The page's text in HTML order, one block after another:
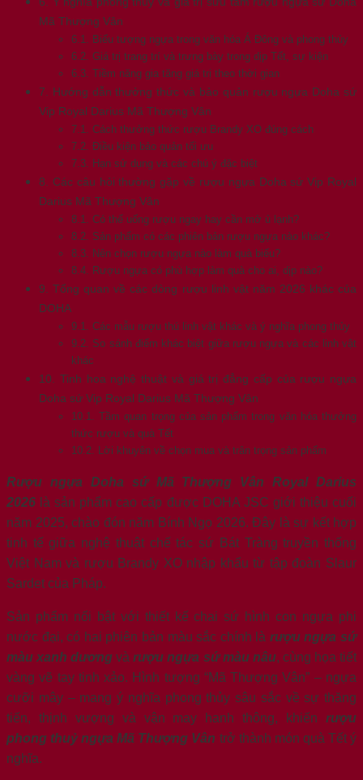
Mã Thượng Vân
6.1. Biểu tượng ngựa trong văn hóa Á Đông và phong thủy
6.2. Giá trị trang trí và trưng bày trong dịp Tết, sự kiện
6.3. Tiềm năng gia tăng giá trị theo thời gian
7. Hướng dẫn thưởng thức và bảo quản rượu ngựa Doha sứ
Vip Royal Darius Mã Thượng Vân
7.1. Cách thưởng thức rượu Brandy XO đúng cách
7.2. Điều kiện bảo quản tối ưu
7.3. Hạn sử dụng và các chú ý đặc biệt
8. Các câu hỏi thường gặp về rượu ngựa Doha sứ Vip Royal
Darius Mã Thượng Vân
8.1. Có thể uống rượu ngay hay cần mở ủ lạnh?
8.2. Sản phẩm có các phiên bản rượu ngựa nào khác?
8.3. Nên chọn rượu ngựa nào làm quà biếu?
8.4. Rượu ngựa có phù hợp làm quà cho ai, dịp nào?
9. Tổng quan về các dòng rượu linh vật năm 2026 khác của
DOHA
9.1. Các mẫu rượu thú linh vật khác và ý nghĩa phong thủy
9.2. So sánh điểm khác biệt giữa rượu ngựa và các linh vật
khác
10. Tinh hoa nghệ thuật và giá trị đẳng cấp của rượu ngựa
Doha sứ Vip Royal Darius Mã Thượng Vân
10.1. Tầm quan trọng của sản phẩm trong văn hóa thưởng
thức rượu và quà Tết
10.2. Lời khuyên về chọn mua và trân trọng sản phẩm
Rượu ngựa Doha sứ Mã Thượng Vân Royal Darius
2026 là sản phẩm cao cấp được DOHA JSC giới thiệu cuối
năm 2025, chào đón năm Bính Ngọ 2026. Đây là sự kết hợp
tinh tế giữa nghệ thuật chế tác sứ Bát Tràng truyền thống
Việt Nam và rượu Brandy XO nhập khẩu từ tập đoàn Slaur
Sardet của Pháp.
Sản phẩm nổi bật với thiết kế chai sứ hình con ngựa phi
nước đại, có hai phiên bản màu sắc chính là rượu ngựa sứ
màu xanh dương vàrượu ngựa sứ màu nâu, cùng họa tiết
vàng vẽ tay tinh xảo. Hình tượng “Mã Thượng Vân” – ngựa
cưỡi mây – mang ý nghĩa phong thủy sâu sắc về sự thăng
tiến, thịnh vượng và vận may hanh thông, khiến rượu
phong thuỷ ngựa Mã Thượng Vân trở thành món quà Tết ý
nghĩa.